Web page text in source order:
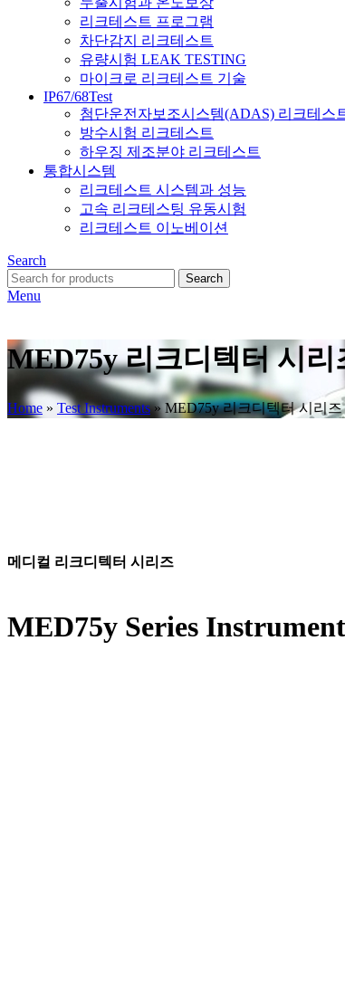
리크테스트 프로그램
차단감지 리크테스트
유량시험 LEAK TESTING
마이크로 리크테스트 기술
IP67/68Test
첨단운전자보조시스템(ADAS) 리크테스
방수시험 리크테스트
하우징 제조분야 리크테스트
통합시스템
리크테스트 시스템과 성능
고속 리크테스팅 유동시험
리크테스트 이노베이션
Search
Search
Menu
MED75y 리크디텍터 시리
Home » Test Instruments» MED75y 리크디텍터 시리즈
메디컬 리크디텍터 시리즈
MED75y Series